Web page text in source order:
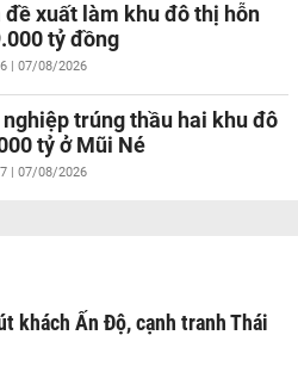
đề xuất làm khu đô thị hỗn
tỷ đồng
| 07/08/2026
trúng thầu hai khu đô
tỷ ở Mũi Né
| 07/08/2026
khách Ấn Độ, cạnh tranh Thái